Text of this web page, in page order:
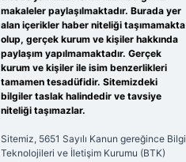
makaleler paylaşılmaktadır. Burada yer
alan içerikler haber niteliği taşımamakta
olup, gerçek kurum ve kişiler hakkında
paylaşım yapılmamaktadır. Gerçek
kurum ve kişiler ile isim benzerlikleri
tamamen tesadüfidir. Sitemizdeki
bilgiler taslak halindedir ve tavsiye
niteliği taşımazlar.
Sitemiz, 5651 Sayılı Kanun gereğince Bilgi
Teknolojileri ve İletişim Kurumu (BTK)